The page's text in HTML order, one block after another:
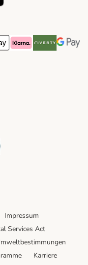
Method
Method
Pay Payment Method
Klarna Payment Method
Riverty Payment
Google
Security
Impressum
Services Act
Karriere